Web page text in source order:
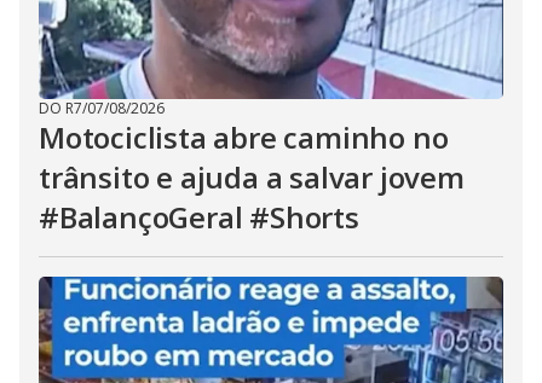
DO R7/07/08/2026
Motociclista abre caminho no
trânsito e ajuda a salvar jovem
#BalançoGeral #Shorts